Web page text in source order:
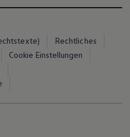
Rechtliches
Cookie Einstellungen